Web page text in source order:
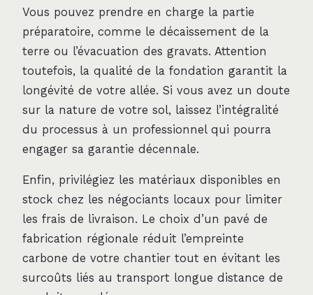
Vous pouvez prendre en charge la partie
préparatoire, comme le décaissement de la
terre ou l’évacuation des gravats. Attention
toutefois, la qualité de la fondation garantit la
longévité de votre allée. Si vous avez un doute
sur la nature de votre sol, laissez l’intégralité
du processus à un professionnel qui pourra
engager sa garantie décennale.
Enfin, privilégiez les matériaux disponibles en
stock chez les négociants locaux pour limiter
les frais de livraison. Le choix d’un pavé de
fabrication régionale réduit l’empreinte
carbone de votre chantier tout en évitant les
surcoûts liés au transport longue distance de